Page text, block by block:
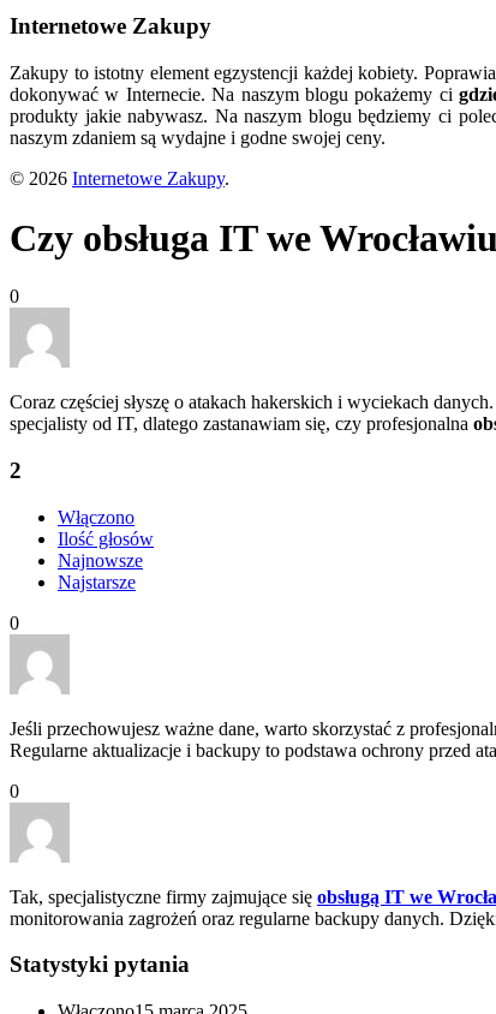
Internetowe Zakupy
Zakupy to istotny element egzystencji każdej kobiety.
dokonywać w Internecie. Na naszym blogu pokażemy ci
produkty jakie nabywasz. Na naszym blogu będziemy ci
naszym zdaniem są wydajne i godne swojej ceny.
© 2026 Internetowe Zakupy.
Czy obsługa IT we
0
Coraz częściej słyszę o atakach hakerskich i wyciekach
specjalisty od IT, dlatego zastanawiam się, czy profesjonalna
2
Włączono
Ilość głosów
Najnowsze
Najstarsze
0
Jeśli przechowujesz ważne dane, warto skorzystać z
Regularne aktualizacje i backupy to podstawa ochrony przed
0
Tak, specjalistyczne firmy zajmujące się obsługą IT we
monitorowania zagrożeń oraz regularne backupy danych.
Statystyki pytania